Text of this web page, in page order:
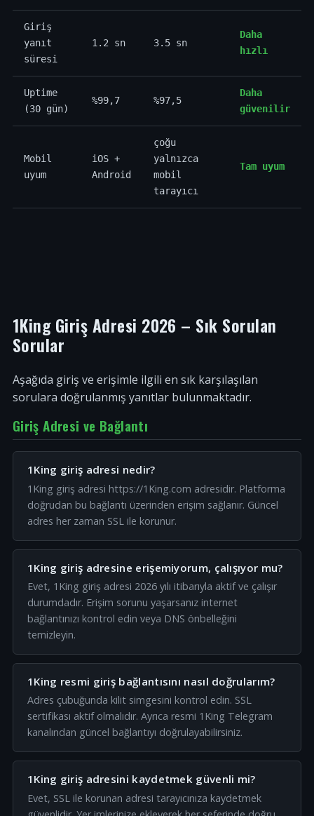
Giriş
yanıt
süresi
1.2 sn 3.5 sn
Daha
hızlı
Uptime
(30 gün)
%99,7 %97,5
Daha
güvenilir
Mobil
uyum
iOS +
Android
çoğu
yalnızca
mobil
tarayıcı
Tam uyum
1King Giriş Adresi 2026 – Sık Sorulan
Sorular
Aşağıda giriş ve erişimle ilgili en sık karşılaşılan
sorulara doğrulanmış yanıtlar bulunmaktadır.
Giriş Adresi ve Bağlantı
1King giriş adresi nedir?
1King giriş adresi https://1King.com adresidir. Platforma
doğrudan bu bağlantı üzerinden erişim sağlanır. Güncel
adres her zaman SSL ile korunur.
1King giriş adresine erişemiyorum, çalışıyor mu?
Evet, 1King giriş adresi 2026 yılı itibarıyla aktif ve çalışır
durumdadır. Erişim sorunu yaşarsanız internet
bağlantınızı kontrol edin veya DNS önbelleğini
temizleyin.
1King resmi giriş bağlantısını nasıl doğrularım?
Adres çubuğunda kilit simgesini kontrol edin. SSL
sertifikası aktif olmalıdır. Ayrıca resmi 1King Telegram
kanalından güncel bağlantıyı doğrulayabilirsiniz.
1King giriş adresini kaydetmek güvenli mi?
Evet, SSL ile korunan adresi tarayıcınıza kaydetmek